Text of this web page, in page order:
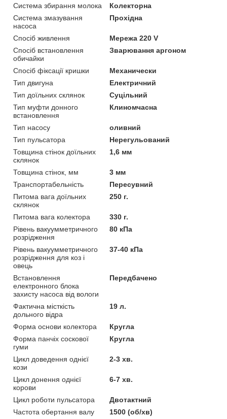
Система збирання молока
Колекторна
Система змазування
насоса
Прохідна
Спосіб живлення
Мережа 220 V
Спосіб встановлення
обичайки
Зварювання аргоном
Спосіб фіксації кришки
Механически
Тип двигуна
Електричний
Тип доїльних склянок
Суцільний
Тип муфти донного
встановлення
Клиномчасна
Тип насосу
оливний
Тип пульсатора
Нерегульований
Товщина стінок доїльних
склянок
1,6 мм
Товщина стінок, мм
3 мм
Транспортабельність
Пересувний
Питома вага доїльних
склянок
250 г.
Питома вага колектора
330 г.
Рівень вакуумметричного
розрідження
80 кПа
Рівень вакуумметричного
розрідження для коз і
овець
37-40 кПа
Встановлення
електронного блока
захисту насоса від вологи
Передбачено
Фактична місткість
дольного відра
19 л.
Форма основи колектора
Кругла
Форма панчіх соскової
гуми
Кругла
Цикл доведення однієї
кози
2-3 хв.
Цикл донення однієї
корови
6-7 хв.
Цикл роботи пульсатора
Двотактний
Частота обертання валу
1500 (об/хв)